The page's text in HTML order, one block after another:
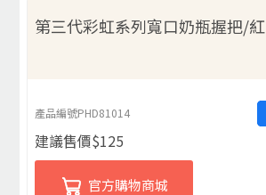
第三代彩虹系列寬口奶瓶握把/紅
產品編號PHD81014
建議售價$125
官方購物商城